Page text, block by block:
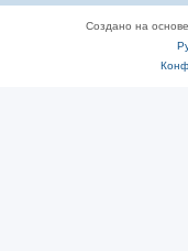
Создано на основе